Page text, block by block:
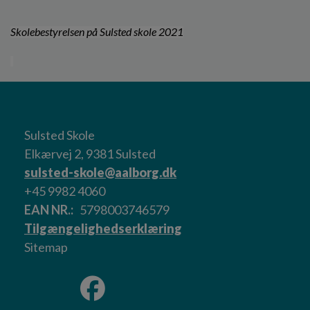
Skolebestyrelsen på Sulsted skole 2021
Sulsted Skole
Elkærvej 2, 9381 Sulsted
sulsted-skole@aalborg.dk
+45 9982 4060
EAN NR.
5798003746579
Tilgængelighedserklæring
Sitemap